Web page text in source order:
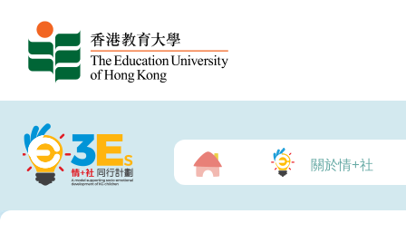
關於情+社